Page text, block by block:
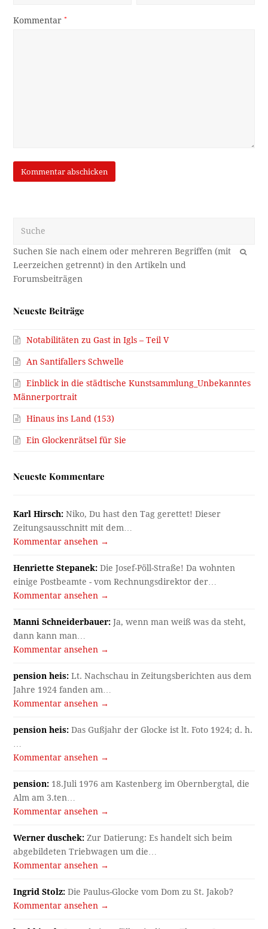
Kommentar*
OK
Neueste Beiträge
Notabilitäten zu Gast in Igls – Teil V
An Santifallers Schwelle
Einblick in die städtische Kunstsammlung_Unbekanntes
Männerportrait
Hinaus ins Land (153)
Ein Glockenrätsel für Sie
Neueste Kommentare
Karl Hirsch: Niko, Du hast den Tag gerettet! Dieser
Zeitungsausschnitt mit dem…
Kommentar ansehen →
Henriette Stepanek: Die Josef-Pöll-Straße! Da wohnten
einige Postbeamte - vom Rechnungsdirektor der…
Kommentar ansehen →
Manni Schneiderbauer: Ja, wenn man weiß was da steht,
dann kann man…
Kommentar ansehen →
pension heis: Lt. Nachschau in Zeitungsberichten aus dem
Jahre 1924 fanden am…
Kommentar ansehen →
pension heis: Das Gußjahr der Glocke ist lt. Foto 1924; d. h.
Kommentar ansehen →
pension: 18.Juli 1976 am Kastenberg im Obernbergtal, die
Alm am 3.ten…
Kommentar ansehen →
Werner duschek: Zur Datierung: Es handelt sich beim
abgebildeten Triebwagen um die…
Kommentar ansehen →
Ingrid Stolz: Die Paulus-Glocke vom Dom zu St. Jakob?
Kommentar ansehen →